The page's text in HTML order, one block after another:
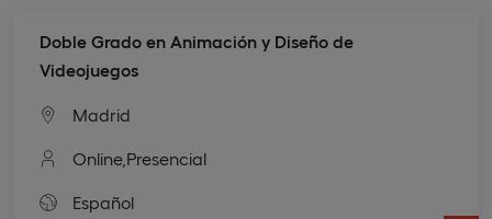
Doble Grado en Animación y Diseño de
Videojuegos
Madrid
Online, Presencial
Español